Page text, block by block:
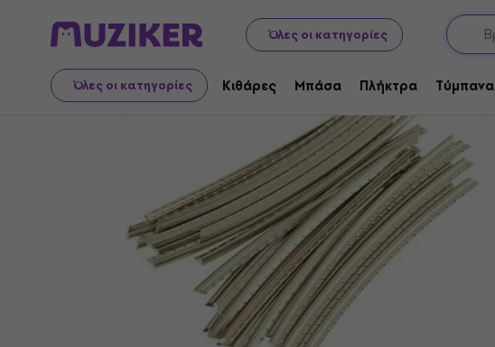
Όλες οι κατηγορίες
Όλες οι κατηγορίες Κιθάρες Μπάσα Πλήκτρα Τύμπανα
Μουσικά όργανα Κιθάρες Ανταλλακτικά για κιθάρες Τάστα κιθάρας